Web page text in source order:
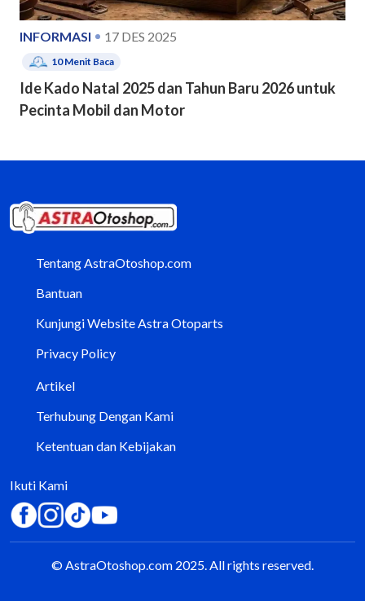
INFORMASI 17 DES 2025
10Menit Baca
Ide Kado Natal 2025 dan Tahun Baru 2026 untuk
Pecinta Mobil dan Motor
Tentang AstraOtoshop.com
Bantuan
Kunjungi Website Astra Otoparts
Privacy Policy
Artikel
Terhubung Dengan Kami
Ketentuan dan Kebijakan
Ikuti Kami
© AstraOtoshop.com 2025. All rights reserved.